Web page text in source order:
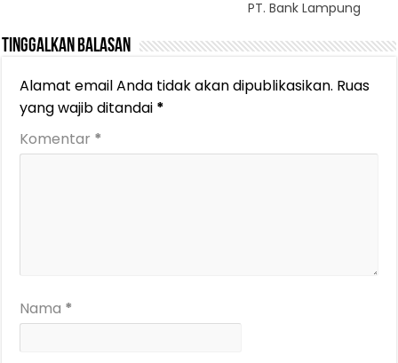
PT. Bank Lampung
Tinggalkan Balasan
Alamat email Anda tidak akan dipublikasikan. Ruas
yang wajib ditandai *
Komentar *
Nama *